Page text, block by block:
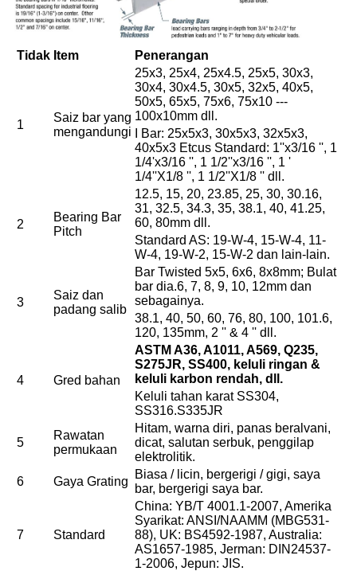
Tidak Item Penerangan
1
Saiz bar yang
mengandungi
25x3, 25x4, 25x4.5, 25x5, 30x3,
30x4, 30x4.5, 30x5, 32x5, 40x5,
50x5, 65x5, 75x6, 75x10 ---
100x10mm dll.
I Bar: 25x5x3, 30x5x3, 32x5x3,
40x5x3 Etcus Standard: 1''x3/16 '', 1
1/4'x3/16 '', 1 1/2''x3/16 '', 1 '
1/4''X1/8 '', 1 1/2''X1/8 '' dll.
2
Bearing Bar
Pitch
12.5, 15, 20, 23.85, 25, 30, 30.16,
31, 32.5, 34.3, 35, 38.1, 40, 41.25,
60, 80mm dll.
Standard AS: 19-W-4, 15-W-4, 11-
W-4, 19-W-2, 15-W-2 dan lain-lain.
3
Saiz dan
padang salib
Bar Twisted 5x5, 6x6, 8x8mm; Bulat
bar dia.6, 7, 8, 9, 10, 12mm dan
sebagainya.
38.1, 40, 50, 60, 76, 80, 100, 101.6,
120, 135mm, 2 '' & 4 '' dll.
4 Gred bahan
ASTM A36, A1011, A569, Q235,
S275JR, SS400, keluli ringan &
keluli karbon rendah, dll.
Keluli tahan karat SS304,
SS316.S335JR
5
Rawatan
permukaan
Hitam, warna diri, panas beralvani,
dicat, salutan serbuk, penggilap
elektrolitik.
6
Gaya Grating
Biasa / licin, bergerigi / gigi, saya
bar, bergerigi saya bar.
7 Standard
China: YB/T 4001.1-2007, Amerika
Syarikat: ANSI/NAAMM (MBG531-
88), UK: BS4592-1987, Australia:
AS1657-1985, Jerman: DIN24537-
1-2006, Jepun: JIS.